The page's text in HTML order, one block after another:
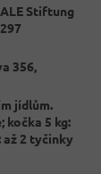
Stiftung
356,
jídlům.
kočka 5 kg:
až 2 tyčinky